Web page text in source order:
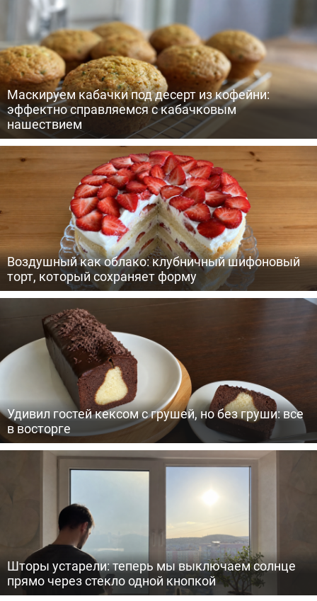
Маскируем кабачки под десерт из кофейни:
эффектно справляемся с кабачковым
нашествием
Воздушный как облако: клубничный шифоновый
торт, который сохраняет форму
Удивил гостей кексом с грушей, но без груши: все
в восторге
Шторы устарели: теперь мы выключаем солнце
прямо через стекло одной кнопкой